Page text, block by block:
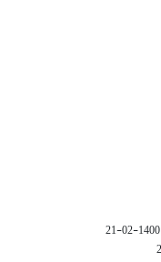
1400-02-21